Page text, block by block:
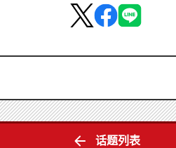
话题列表